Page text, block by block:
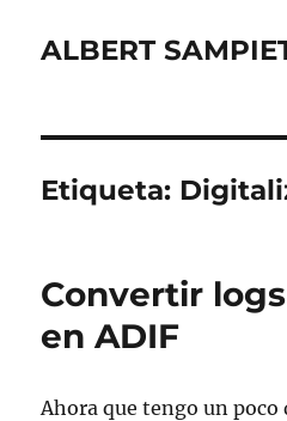
ALBERT
Etiqueta:
Convertir
en ADIF
Ahora que tengo un